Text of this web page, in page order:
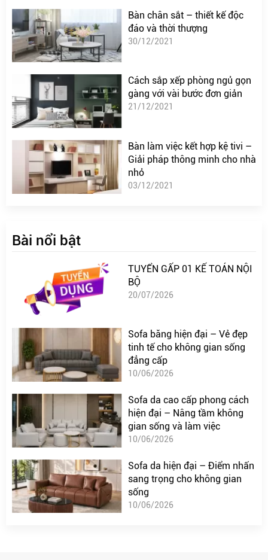
Bàn chân sắt – thiết kế độc
đáo và thời thượng
30/12/2021
Cách sắp xếp phòng ngủ gọn
gàng với vài bước đơn giản
21/12/2021
Bàn làm việc kết hợp kệ tivi –
Giải pháp thông minh cho nhà
nhỏ
03/12/2021
Bài nổi bật
TUYỂN GẤP 01 KẾ TOÁN NỘI
BỘ
20/07/2026
Sofa băng hiện đại – Vẻ đẹp
tinh tế cho không gian sống
đẳng cấp
10/06/2026
Sofa da cao cấp phong cách
hiện đại – Nâng tầm không
gian sống và làm việc
10/06/2026
Sofa da hiện đại – Điểm nhấn
sang trọng cho không gian
sống
10/06/2026